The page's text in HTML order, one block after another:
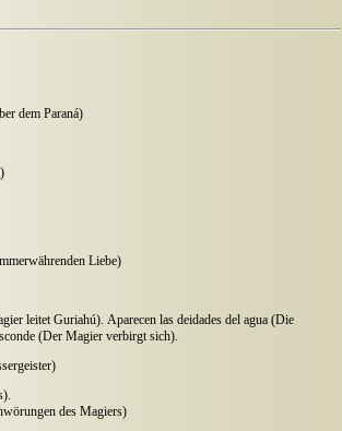
dem Paraná)
Liebe)
leitet Guriahú). Aparecen las deidades del agua (Die
(Der Magier verbirgt sich).
des Magiers)